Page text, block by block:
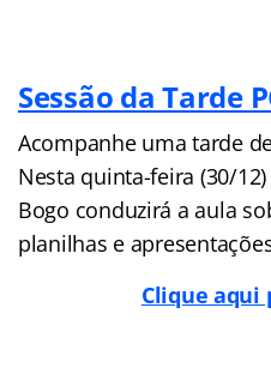
Sessão da Tarde
Acompanhe uma tarde
Nesta quinta-feira (30/
Bogo conduzirá a aula
planilhas e
Clique aqui